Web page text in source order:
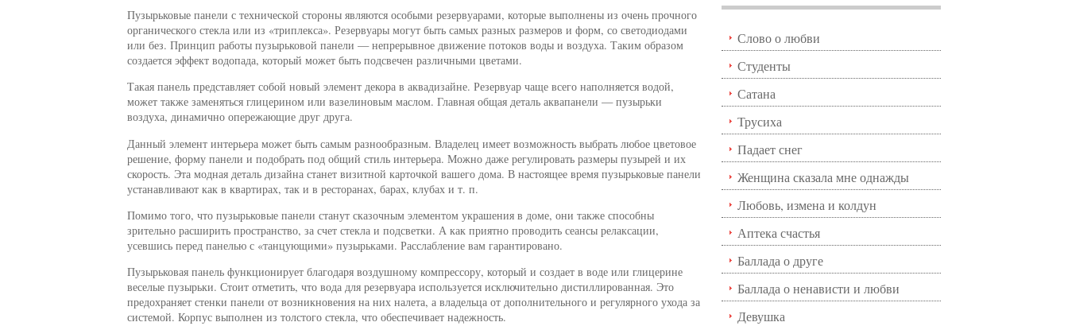
Слово о любви
Студенты
Сатана
Трусиха
Падает снег
Женщина сказала мне однажды
Любовь, измена и колдун
Аптека счастья
Баллада о друге
Баллада о ненависти и любви
Девушка
Пузырьковые панели с технической стороны являются особыми резервуарами, которые выполнены из очень прочного
органического стекла или из «триплекса». Резервуары могут быть самых разных размеров и форм, со светодиодами
или без. Принцип работы пузырьковой панели — непрерывное движение потоков воды и воздуха. Таким образом
создается эффект водопада, который может быть подсвечен различными цветами.
Такая панель представляет собой новый элемент декора в аквадизайне. Резервуар чаще всего наполняется водой,
может также заменяться глицерином или вазелиновым маслом. Главная общая деталь аквапанели — пузырьки
воздуха, динамично опережающие друг друга.
Данный элемент интерьера может быть самым разнообразным. Владелец имеет возможность выбрать любое цветовое
решение, форму панели и подобрать под общий стиль интерьера. Можно даже регулировать размеры пузырей и их
скорость. Эта модная деталь дизайна станет визитной карточкой вашего дома. В настоящее время пузырьковые панели
устанавливают как в квартирах, так и в ресторанах, барах, клубах и т. п.
Помимо того, что пузырьковые панели станут сказочным элементом украшения в доме, они также способны
зрительно расширить пространство, за счет стекла и подсветки. А как приятно проводить сеансы релаксации,
усевшись перед панелью с «танцующими» пузырьками. Расслабление вам гарантировано.
Пузырьковая панель функционирует благодаря воздушному компрессору, который и создает в воде или глицерине
веселые пузырьки. Стоит отметить, что вода для резервуара используется исключительно дистиллированная. Это
предохраняет стенки панели от возникновения на них налета, а владельца от дополнительного и регулярного ухода за
системой. Корпус выполнен из толстого стекла, что обеспечивает надежность.